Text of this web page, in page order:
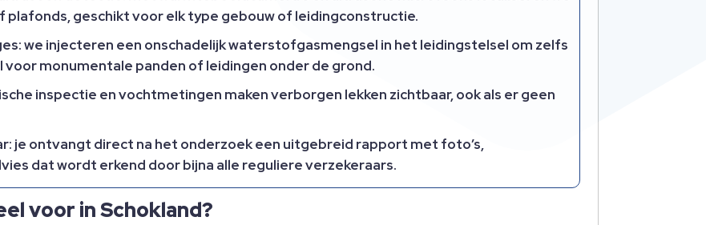
plafonds, geschikt voor elk type gebouw of leidingconstructie.
we injecteren een onschadelijk waterstofgasmengsel in het leidingstelsel om zelfs
voor monumentale panden of leidingen onder de grond.
inspectie en vochtmetingen maken verborgen lekken zichtbaar, ook als er geen
je ontvangt direct na het onderzoek een uitgebreid rapport met foto’s,
dat wordt erkend door bijna alle reguliere verzekeraars.
voor in Schokland?